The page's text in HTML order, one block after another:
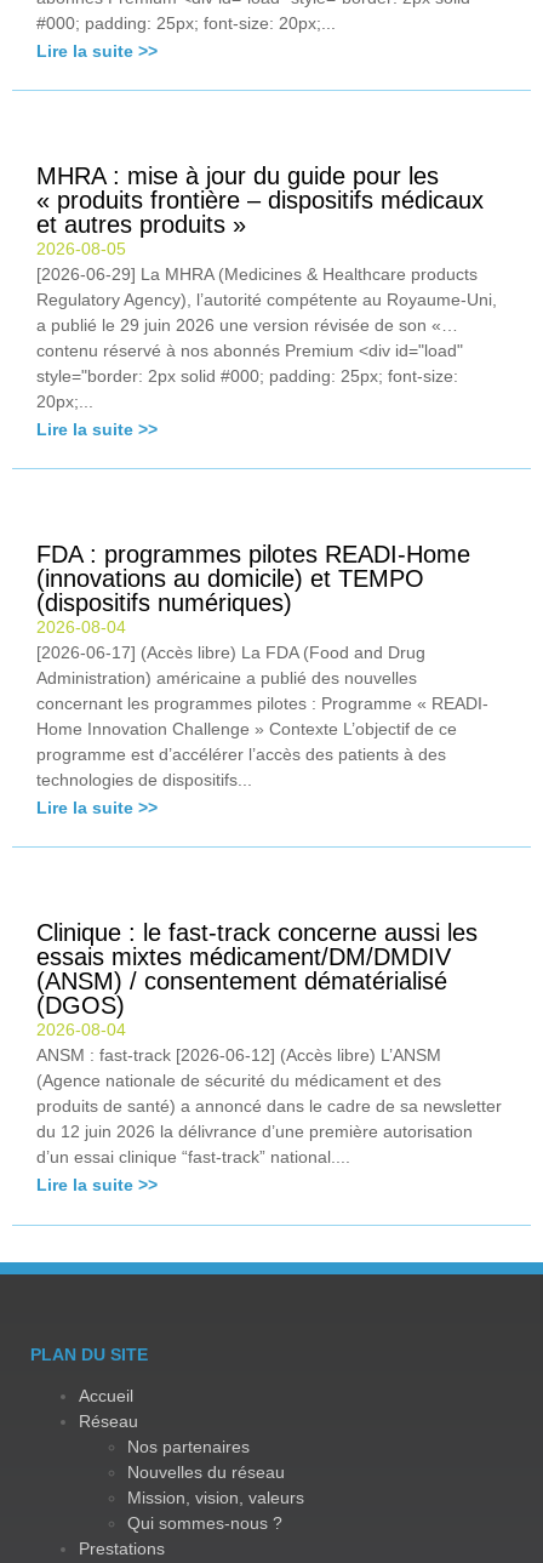
#000; padding: 25px; font-size: 20px;...
Lire la suite >>
MHRA : mise à jour du guide pour les
« produits frontière – dispositifs médicaux
et autres produits »
2026-08-05
[2026-06-29] La MHRA (Medicines & Healthcare products
Regulatory Agency), l’autorité compétente au Royaume-Uni,
a publié le 29 juin 2026 une version révisée de son «…
contenu réservé à nos abonnés Premium <div id="load"
style="border: 2px solid #000; padding: 25px; font-size:
20px;...
Lire la suite >>
FDA : programmes pilotes READI-Home
(innovations au domicile) et TEMPO
(dispositifs numériques)
2026-08-04
[2026-06-17] (Accès libre) La FDA (Food and Drug
Administration) américaine a publié des nouvelles
concernant les programmes pilotes : Programme « READI-
Home Innovation Challenge » Contexte L’objectif de ce
programme est d’accélérer l’accès des patients à des
technologies de dispositifs...
Lire la suite >>
Clinique : le fast-track concerne aussi les
essais mixtes médicament/DM/DMDIV
(ANSM) / consentement dématérialisé
(DGOS)
2026-08-04
ANSM : fast-track [2026-06-12] (Accès libre) L’ANSM
(Agence nationale de sécurité du médicament et des
produits de santé) a annoncé dans le cadre de sa newsletter
du 12 juin 2026 la délivrance d’une première autorisation
d’un essai clinique “fast-track” national....
Lire la suite >>
PLAN DU SITE
Accueil
Réseau
Nos partenaires
Nouvelles du réseau
Mission, vision, valeurs
Qui sommes-nous ?
Prestations